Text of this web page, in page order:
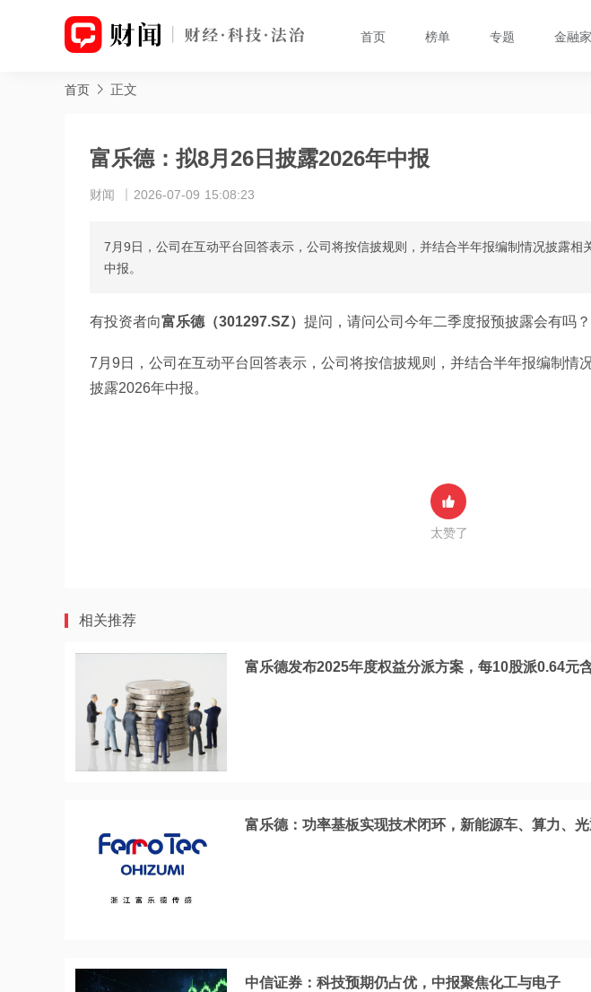
首页 榜单 专题 金融家
首页 正文
富乐德：拟8月26日披露2026年中报
财闻 2026-07-09 15:08:23
7月9日，公司在互动平台回答表示，公司将按信披规则，并结合半年报编制情况披露
中报。
有投资者向富乐德（301297.SZ） 提问，请问公司今年二季度报预披露会有吗？
7月9日，公司在互动平台回答表示，公司将按信披规则，并结合半年报编制情
披露2026年中报。
太赞了
相关推荐
富乐德发布2025年度权益分派方案，每10股派0.64元
富乐德：功率基板实现技术闭环，新能源车、算力、
中信证券：科技预期仍占优，中报聚焦化工与电子